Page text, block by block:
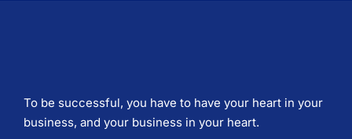
To be successful, you have to have your heart in your
business, and your business in your heart.